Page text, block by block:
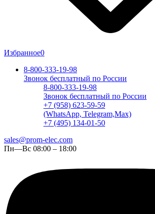
Избранное0
8-800-333-19-98
Звонок бесплатный по России
8-800-333-19-98
Звонок бесплатный по России
+7 (958) 623-59-59
(WhatsApp, Telegram,Max)
+7 (495) 134-01-50
sales@prom-elec.com
Пн—Вс 08:00 – 18:00